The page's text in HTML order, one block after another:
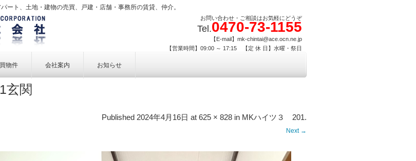
ート、土地・建物の売買、戸建・店舗・事務所の賃貸、仲介。
お問い合わせ・ご相談はお気軽にどうぞ
Tel.0470-73-1155
【E-mail】mk-chintai@ace.ocn.ne.jp
【営業時間】09:00 ～ 17:15 【定 休 日】水曜・祭日
物件
売買物件一覧
会社案内 お知らせ
玄関
Published 2024年4月16日 at 625 × 828 in MKハイツ３ 201.
Next →